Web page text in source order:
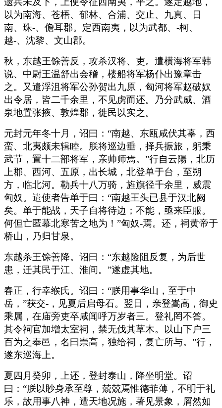
以为南海、苍梧、郁林、合浦、交止、九真、日
南、珠-、儋耳郡。定西南夷，以为武都、-柯、
越-、沈黎、文山郡。
秋，东越王馀善反，攻杀汉将、吏。遣横海将军韩
说、中尉王温舒出会稽，楼船将军杨仆出豫章击
之。又遣浮沮将军公孙贺出九原，匈河将军赵破奴
出令居，皆二千余里，不见虏而还。乃分武威、酒
泉地置张掖、敦煌郡，徙民以实之。
元封元年冬十月，诏曰：“南越、东瓯咸伏其辜，西
蛮、北夷颇未辑睦。朕将巡边垂，择兵振旅，躬秉
武节，置十二部将军，亲帅师焉。”行自云陽，北历
上郡、西河、五原，出长城，北登单于台，至朔
方，临北河。勒兵十八万骑，旌旗径千余里，威震
匈奴。遣使者告单于曰：“南越王头已县于汉北阙
矣。单于能战，天子自将待边；不能，亟来臣服。
何但亡匿幕北寒苦之地为！”匈奴-焉。还，祠黄帝于
桥山，乃归甘泉。
东越杀王馀善降。诏曰：“东越险阻反复，为后世
患，迁其民于江、淮间。”遂虚其地。
春正，行幸缑氏。诏曰：“朕用事华山，至于中
岳，”获交-，见夏后启母石。翌日，亲登嵩高，御史
乘属，在庙旁吏卒咸闻呼万岁者三。登礼罔不答。
其令祠官加增太室祠，禁无伐其草木。以山下户三
百为之奉邑，名曰崇高，独给祠，复亡所与。”行，
遂东巡海上。
夏四月癸卯，上还，登封泰山，降坐明堂。诏
曰：“朕以眇身承至尊，兢兢焉惟德菲薄，不明于礼
乐，故用事八神，遭天地况施，著见景象，屑然如